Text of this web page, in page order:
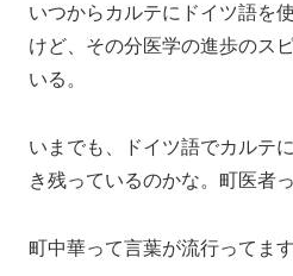
いつからカルテにドイツ語を
けど、その分医学の進歩のス
いる。
いまでも、ドイツ語でカルテ
き残っているのかな。町医者
町中華って言葉が流行ってます